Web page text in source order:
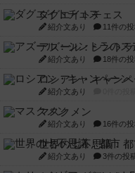
ダグエイトチェス
紹介文あり 11件の
アズール：シント
紹介文あり 18件の
ロシアン・キャン
紹介文あり
マスクメン
紹介文あり 16件の
世界の七不思議：都
紹介文あり 3件の投